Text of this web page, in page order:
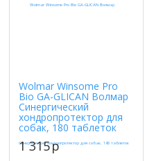
Wolmar Winsome Pro
Bio GA-GLICAN Волмар
Синергический
хондропротектор для
собак, 180 таблеток
1 315p